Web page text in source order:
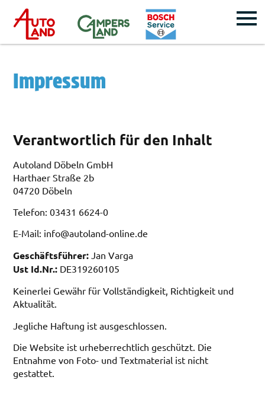
Impressum
Verantwortlich für den Inhalt
Autoland Döbeln GmbH
Harthaer Straße 2b
04720 Döbeln
Telefon: 03431 6624-0
E-Mail: info@autoland-online.de
Geschäftsführer: Jan Varga
Ust Id.Nr.: DE319260105
Keinerlei Gewähr für Vollständigkeit, Richtigkeit und
Aktualität.
Jegliche Haftung ist ausgeschlossen.
Die Website ist urheberrechtlich geschützt. Die
Entnahme von Foto- und Textmaterial ist nicht
gestattet.